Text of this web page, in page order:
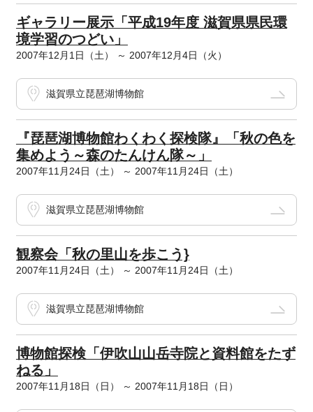
ギャラリー展示「平成19年度 滋賀県県民環
境学習のつどい」
2007年12月1日（土） ～ 2007年12月4日（火）
滋賀県立琵琶湖博物館
『琵琶湖博物館わくわく探検隊』「秋の色を
集めよう～森のたんけん隊～」
2007年11月24日（土） ～ 2007年11月24日（土）
滋賀県立琵琶湖博物館
観察会「秋の里山を歩こう}
2007年11月24日（土） ～ 2007年11月24日（土）
滋賀県立琵琶湖博物館
博物館探検「伊吹山山岳寺院と資料館をたず
ねる」
2007年11月18日（日） ～ 2007年11月18日（日）